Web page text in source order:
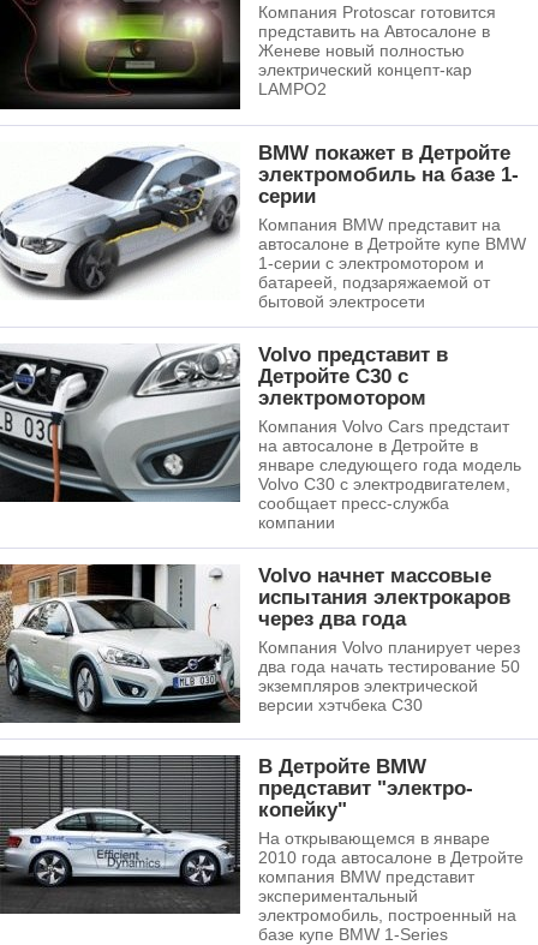
Компания Protoscar готовится
представить на Автосалоне в
Женеве новый полностью
электрический концепт-кар
LAMPO2
BMW покажет в Детройте
электромобиль на базе 1-
серии
Компания BMW представит на
автосалоне в Детройте купе BMW
1-серии с электромотором и
батареей, подзаряжаемой от
бытовой электросети
Volvo представит в
Детройте C30 с
электромотором
Компания Volvo Cars предстаит
на автосалоне в Детройте в
январе следующего года модель
Volvo С30 с электродвигателем,
сообщает пресс-служба
компании
Volvo начнет массовые
испытания электрокаров
через два года
Компания Volvo планирует через
два года начать тестирование 50
экземпляров электрической
версии хэтчбека C30
В Детройте BMW
представит "электро-
копейку"
На открывающемся в январе
2010 года автосалоне в Детройте
компания BMW представит
экспериментальный
электромобиль, построенный на
базе купе BMW 1-Series